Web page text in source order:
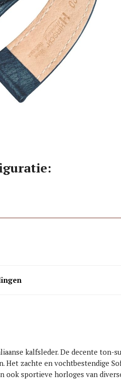
Watch Horlogebanden
IWC Horlogebanden
Jacob Jensen Horlogebanden
Larsen Horlogebanden
kalfsleder. De decente
Het zachte en vochtbestendige
ook sportieve horloges van